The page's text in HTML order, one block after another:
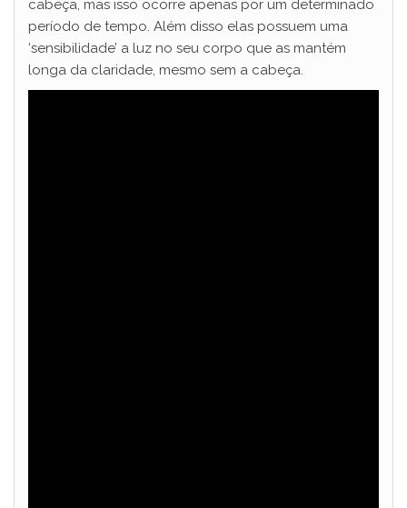
cabeça, mas isso ocorre apenas por um determinado
período de tempo. Além disso elas possuem uma
‘sensibilidade’ a luz no seu corpo que as mantém
longa da claridade, mesmo sem a cabeça.